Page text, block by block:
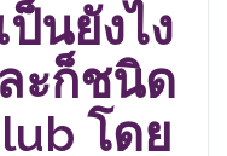
นยังไง
ะก็ชนิด
โดย